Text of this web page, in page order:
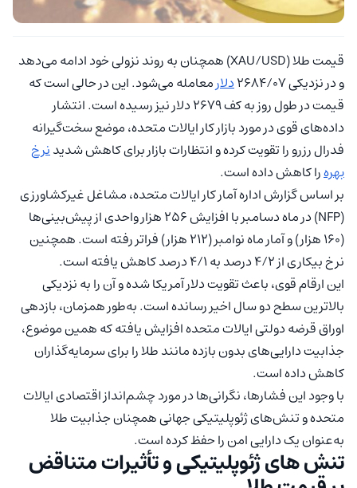
قیمت طلا (XAU/USD) همچنان به روند نزولی خود ادامه می‌دهد
و در نزدیکی ۲۶۸۴/۰۷
دلارمعامله می‌شود. این در حالی است که
قیمت در طول روز به کف ۲۶۷۹ دلار نیز رسیده است. انتشار
داده‌های قوی در مورد بازار کار ایالات متحده، موضع سخت‌گیرانه
فدرال رزرو را تقویت کرده و انتظارات بازار برای کاهش شدیدنرخ
بهرهرا کاهش داده است.
بر اساس گزارش اداره آمار کار ایالات متحده، مشاغل غیرکشاورزی
(NFP) در ماه دسامبر با افزایش ۲۵۶ هزار واحدی از پیش‌بینی‌ها
(۱۶۰ هزار) و آمار ماه نوامبر (۲۱۲ هزار) فراتر رفته است. همچنین
نرخ بیکاری از ۴/۲ درصد به ۴/۱ درصد کاهش یافته است.
این ارقام قوی، باعث تقویت دلار آمریکا شده و آن را به نزدیکی
بالاترین سطح دو سال اخیر رسانده است. به‌طور همزمان، بازدهی
اوراق قرضه دولتی ایالات متحده افزایش یافته که همین موضوع،
جذابیت دارایی‌های بدون بازده مانند طلا را برای سرمایه‌گذاران
کاهش داده است.
با وجود این فشارها، نگرانی‌ها در مورد چشم‌انداز اقتصادی ایالات
متحده و تنش‌های ژئوپلیتیکی جهانی همچنان جذابیت طلا
به‌عنوان یک دارایی امن را حفظ کرده است.
تنش‌ های ژئوپلیتیکی و تأثیرات متناقض